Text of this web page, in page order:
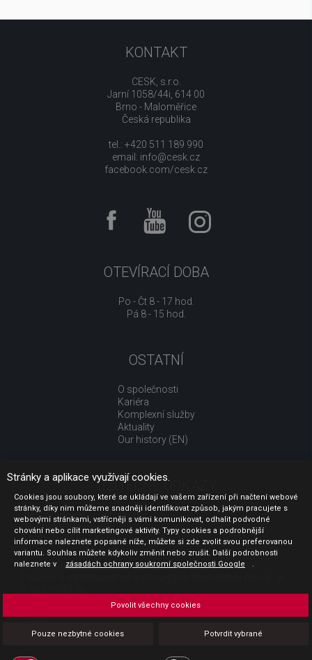
KONTAKT
CESK, s.r.o.
Jarní 1058/44i, 614 00
Brno - Maloměřice
Česká republika
tel.: +420 511 189 990
email: info@cesk.cz
facebook.com/cesk.cz
OTEVÍRACÍ DOBA
Po - Čt 8 - 17 hod.
Pá 8 - 15 hod.
OSTATNÍ
O společnosti
Kariéra
Komplexní služby
Aktuality
Our history (EN)
UŽITEČNÉ ODKAZY
Jak nakupovat
Obchodní podmínky
GDPR - ochrana osobních údajů
Profil zadavatele
Sdělení před uzavřením kupní smlouvy pro spotřebitele
Platba
Povinná publicita
Stránky a aplikace využívají cookies.
Cookies jsou soubory, které se ukládají ve vašem zařízení při načtení webové
stránky, díky nim můžeme snadněji identifikovat způsob, jakým pracujete s
webovými stránkami, vstřícněji s vámi komunikovat, odhalit podvodné
chování nebo cílit marketingové aktivity. Typy cookies a podrobnější
informace naleznete popsané níže, můžete si zde zvolit svou preferovanou
variantu. Souhlas můžete kdykoliv změnit nebo zrušit. Další podrobnosti
naleznete v
zásadách ochrany soukromí společnosti Google .
Pouze nezbytné cookies Potvrdit vybrané
Povolit všechny cookies